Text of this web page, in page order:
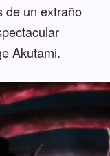
de un extraño
Akutami.